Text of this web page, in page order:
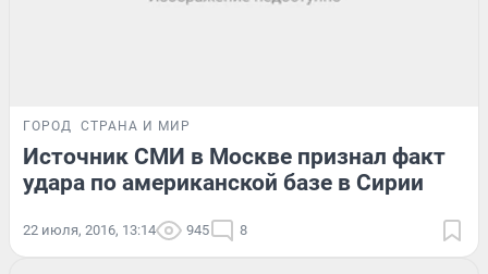
ГОРОД СТРАНА И МИР
Источник СМИ в Москве признал факт
удара по американской базе в Сирии
22 июля, 2016, 13:14 945 8